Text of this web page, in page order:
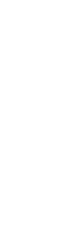
ondernemen